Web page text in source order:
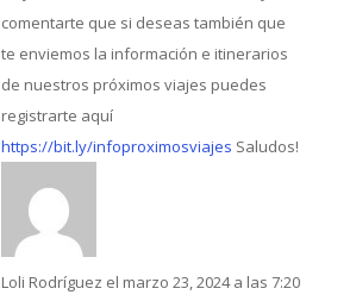
comentarte que si deseas también que
te enviemos la información e itinerarios
de nuestros próximos viajes puedes
registrarte aquí
https://bit.ly/infoproximosviajes Saludos!
Loli Rodríguez el marzo 23, 2024 a las 7:20